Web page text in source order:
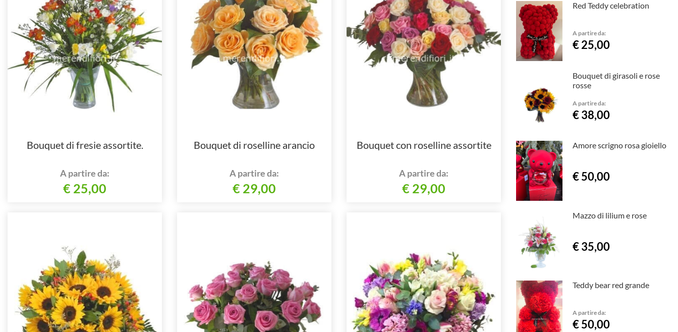
Bouquet di fresie assortite.
A partire da:
€ 25,00
Bouquet di roselline arancio
A partire da:
€ 29,00
Bouquet con roselline assortite
A partire da:
€ 29,00
Red Teddy celebration
A partire da:
€ 25,00
Bouquet di girasoli e rose
rosse
A partire da:
€ 38,00
Amore scrigno rosa gioiello
€ 50,00
Mazzo di lilium e rose
€ 35,00
Teddy bear red grande
A partire da:
€ 50,00